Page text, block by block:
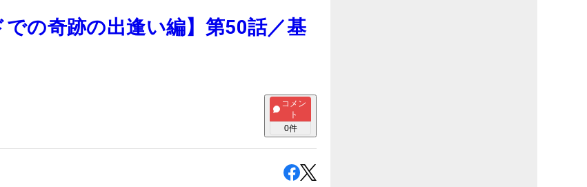
の奇跡の出逢い編】第50話／基
コメン
ト
0件